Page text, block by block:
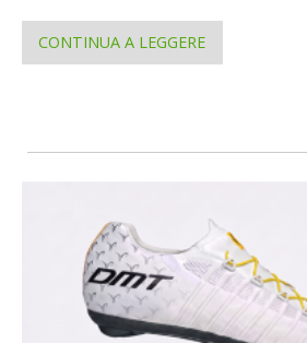
CONTINUA A LEGGERE